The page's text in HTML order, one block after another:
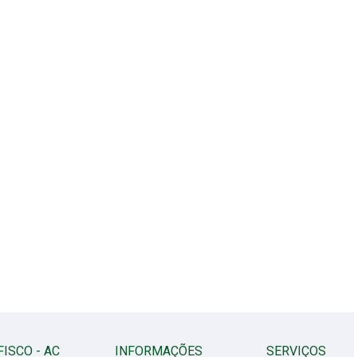
- AC INFORMAÇÕES SERVIÇOS